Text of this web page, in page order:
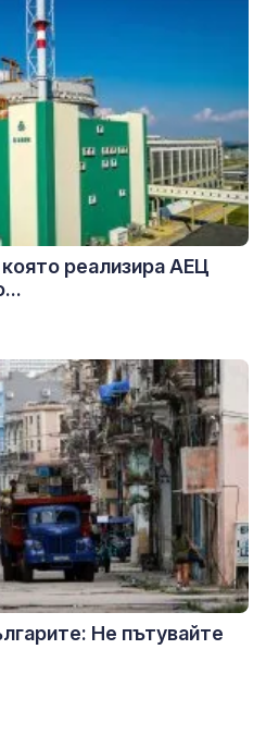
реализира АЕЦ
Не пътувайте